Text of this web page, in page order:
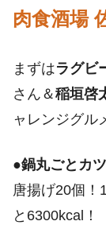
肉食酒場
まずはラグビ
さん＆稲垣啓
ャレンジグル
●鍋丸ごとカ
唐揚げ20個！
と6300kcal！